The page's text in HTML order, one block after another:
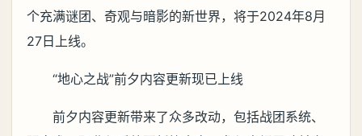
个充满谜团、奇观与暗影的新世界，将于2024年8月
27日上线。
“地心之战”前夕内容更新现已上线
前夕内容更新带来了众多改动，包括战团系统、